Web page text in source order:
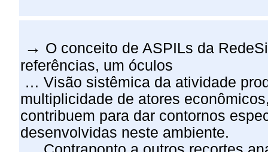
→ O conceito de ASPILs da
referências, um óculos
… Visão sistêmica da atividade
multiplicidade de atores
contribuem para dar contornos
desenvolvidas neste ambiente.